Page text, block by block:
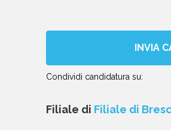
INVIA
Condividi candidatura su:
via
email
su
Facebook
su
Twitter
su
Linkedin
su
WhatsApp
Filiale di Filiale di